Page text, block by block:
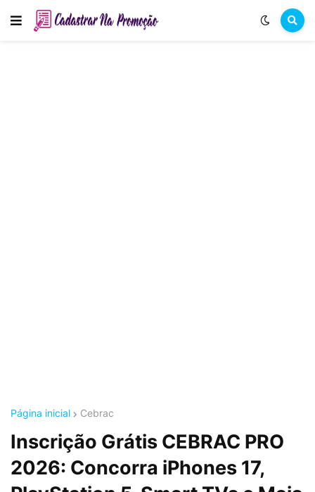
Página inicial Cebrac
Inscrição Grátis CEBRAC PRO
2026: Concorra iPhones 17,